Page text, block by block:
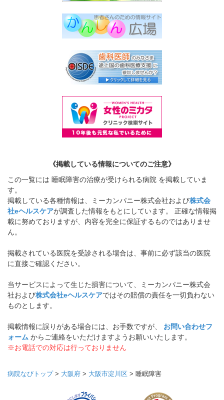
《掲載している情報についてのご注意》
この一覧には 睡眠障害の治療が受けられる病院 を掲載していま
す。
掲載している各種情報は、ミーカンパニー株式会社および株式会
社eヘルスケアが調査した情報をもとにしています。 正確な情報掲
載に努めておりますが、内容を完全に保証するものではありませ
ん。
掲載されている医院を受診される場合は、事前に必ず該当の医院
に直接ご確認ください。
当サービスによって生じた損害について、ミーカンパニー株式会
社および株式会社eヘルスケアではその賠償の責任を一切負わない
ものとします。
掲載情報に誤りがある場合には、お手数ですが、 お問い合わせフ
ォーム からご連絡をいただけますようお願いいたします。
※お電話での対応は行っておりません
病院なびトップ> 大阪府 > 大阪市淀川区 > 睡眠障害